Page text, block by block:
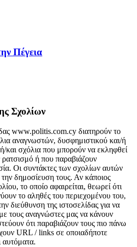
Πέγεια
Σχολίων
www.politis.com.cy διατηρούν το
αναγνωστών, δυσφημιστικού και/ή
και σχόλια που μπορούν να εκληφθεί
ρατσισμό ή που παραβιάζουν
Οι συντάκτες των σχολίων αυτών
δημοσίευση τους. Αν κάποιος
το οποίο αφαιρείται, θεωρεί ότι
το αληθές του περιεχομένου του,
διεύθυνση της ιστοσελίδας για να
τους αναγνώστες μας να κάνουν
ότι παραβιάζουν τους πιο πάνω
URL / links σε οποιαδήποτε
αυτόματα.